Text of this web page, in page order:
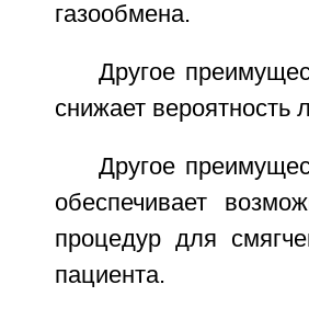
газообмена.
Другое
снижает
Другое
обеспечивает
процедур для
пациента.